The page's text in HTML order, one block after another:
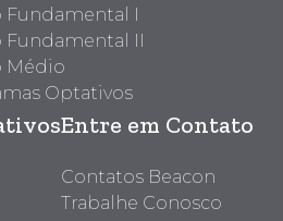
Fundamental I
Fundamental II
Médio
Optativos
Entre em Contato
Contatos Beacon
Trabalhe Conosco